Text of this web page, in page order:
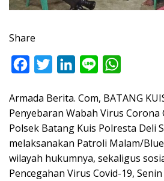
Share
c
e
b
o
o
i
t
e
r
n
k
e
d
I
n
e
a
t
s
A
p
Armada Berita. Com, BATANG
Penyebaran Wabah Virus Corona
Polsek Batang Kuis Polresta Deli
melaksanakan Patroli Malam/
wilayah hukumnya, sekaligus
Pencegahan Virus Covid-19,